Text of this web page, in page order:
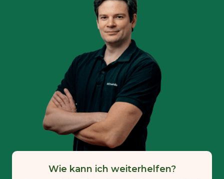
Wie kann ich weiterhelfen?